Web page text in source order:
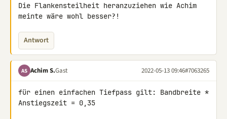
Die Flankensteilheit heranzuziehen wie Achim
meinte wäre wohl besser?!
Antwort
AS Achim S.Gast 2022-05-13 09:46#7063265
für einen einfachen Tiefpass gilt: Bandbreite *
Anstiegszeit = 0,35